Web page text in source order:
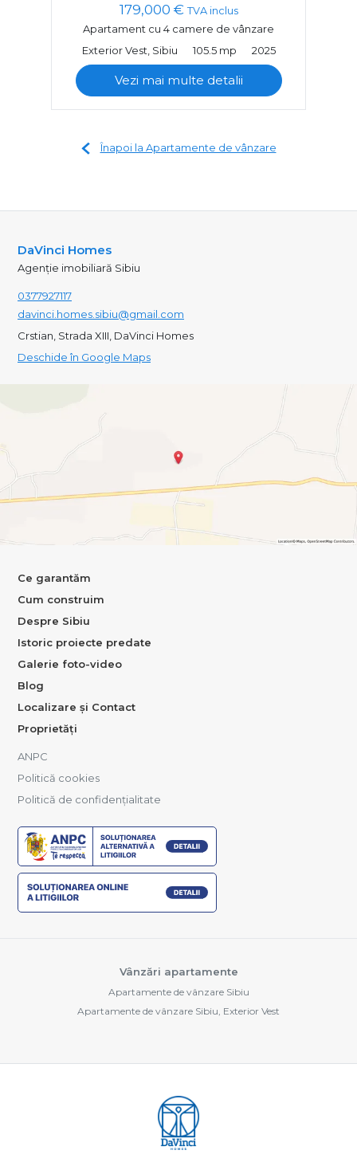
179,000 € TVA inclus
Apartament cu 4 camere de vânzare
Exterior Vest, Sibiu
105.5 mp 2025
Vezi mai multe detalii
Înapoi la Apartamente de vânzare
DaVinci Homes
Agenție imobiliară Sibiu
0377927117
davinci.homes.sibiu@gmail.com
Crstian, Strada XIII, DaVinci Homes
Deschide în Google Maps
Ce garantăm
Cum construim
Despre Sibiu
Istoric proiecte predate
Galerie foto-video
Blog
Localizare și Contact
Proprietăți
ANPC
Politică cookies
Politică de confidențialitate
Vânzări apartamente
Apartamente de vânzare Sibiu
Apartamente de vânzare Sibiu, Exterior Vest